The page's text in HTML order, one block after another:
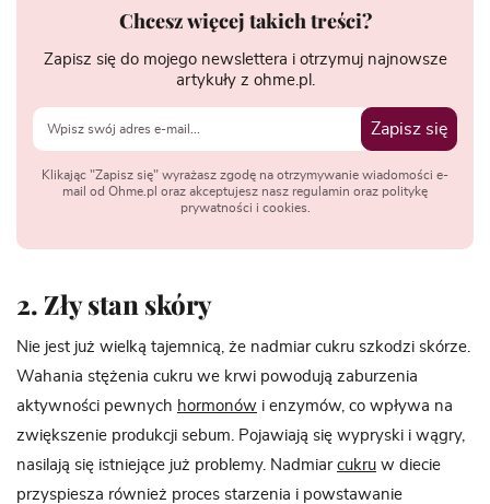
Chcesz więcej takich treści?
Zapisz się do mojego newslettera i otrzymuj najnowsze
artykuły z ohme.pl.
Zapisz się
Klikając "Zapisz się" wyrażasz zgodę na otrzymywanie wiadomości e-
mail od Ohme.pl oraz akceptujesz nasz regulamin oraz politykę
prywatności i cookies.
2. Zły stan skóry
Nie jest już wielką tajemnicą, że nadmiar cukru szkodzi skórze.
Wahania stężenia cukru we krwi powodują zaburzenia
aktywności pewnych hormonów i enzymów, co wpływa na
zwiększenie produkcji sebum. Pojawiają się wypryski i wągry,
nasilają się istniejące już problemy. Nadmiar cukru w diecie
przyspiesza również proces starzenia i powstawanie